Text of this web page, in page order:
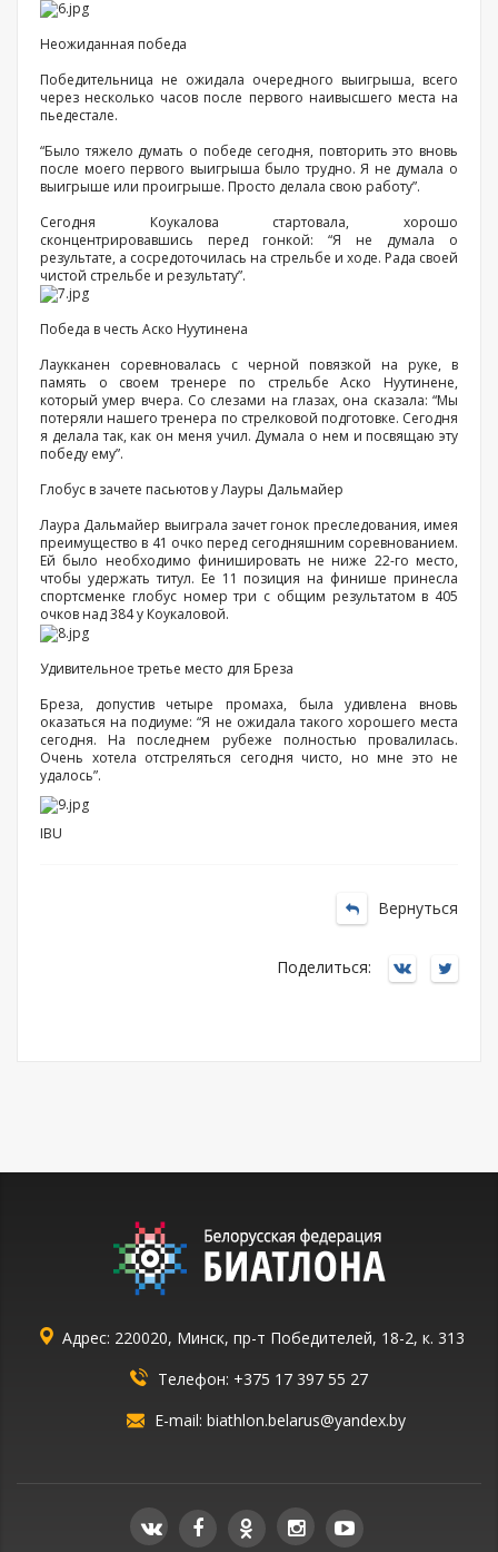
Неожиданная победа
Победительница не ожидала очередного выигрыша, всего
через несколько часов после первого наивысшего места на
пьедестале.
“Было тяжело думать о победе сегодня, повторить это вновь
после моего первого выигрыша было трудно. Я не думала о
выигрыше или проигрыше. Просто делала свою работу”.
Сегодня Коукалова стартовала, хорошо
сконцентрировавшись перед гонкой: “Я не думала о
результате, а сосредоточилась на стрельбе и ходе. Рада своей
чистой стрельбе и результату”.
Победа в честь Аско Нуутинена
Лаукканен соревновалась с черной повязкой на руке, в
память о своем тренере по стрельбе Аско Нуутинене,
который умер вчера. Со слезами на глазах, она сказала: “Мы
потеряли нашего тренера по стрелковой подготовке. Сегодня
я делала так, как он меня учил. Думала о нем и посвящаю эту
победу ему”.
Глобус в зачете пасьютов у Лауры Дальмайер
Лаура Дальмайер выиграла зачет гонок преследования, имея
преимущество в 41 очко перед сегодняшним соревнованием.
Ей было необходимо финишировать не ниже 22-го место,
чтобы удержать титул. Ее 11 позиция на финише принесла
спортсменке глобус номер три с общим результатом в 405
очков над 384 у Коукаловой.
Удивительное третье место для Бреза
Бреза, допустив четыре промаха, была удивлена вновь
оказаться на подиуме: “Я не ожидала такого хорошего места
сегодня. На последнем рубеже полностью провалилась.
Очень хотела отстреляться сегодня чисто, но мне это не
удалось”.
IBU
Вернуться
Поделиться:
Адрес: 220020, Минск, пр-т Победителей, 18-2, к. 313
Телефон: +375 17 397 55 27
E-mail: biathlon.belarus@yandex.by